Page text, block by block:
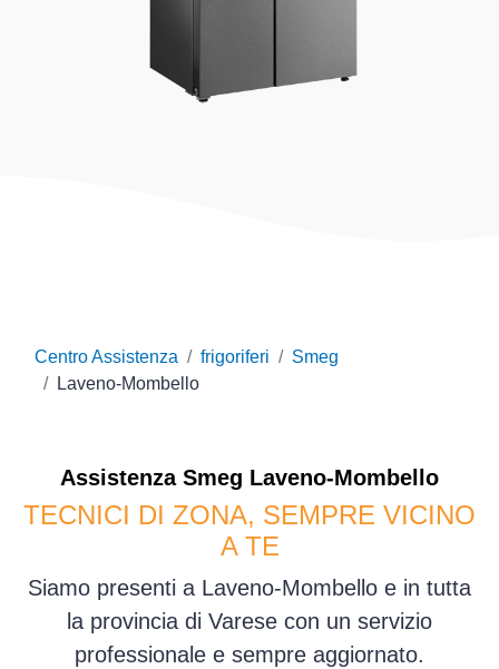
Centro Assistenza frigoriferi
Smeg
Laveno-Mombello
Assistenza Smeg Laveno-Mombello
TECNICI DI ZONA, SEMPRE VICINO
A TE
Siamo presenti a Laveno-Mombello e in tutta
la provincia di Varese con un servizio
professionale e sempre aggiornato.